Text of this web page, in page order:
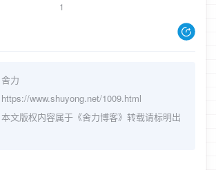
1
舍力
https://www.shuyong.net/1009.html
本文版权内容属于《舍力博客》转载请标明出